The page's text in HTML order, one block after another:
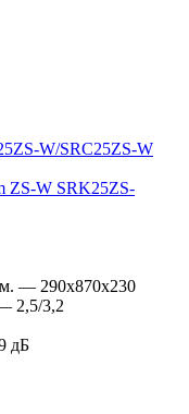
ZS-W SRK25ZS-
— 290х870х230
2,5/3,2
дБ